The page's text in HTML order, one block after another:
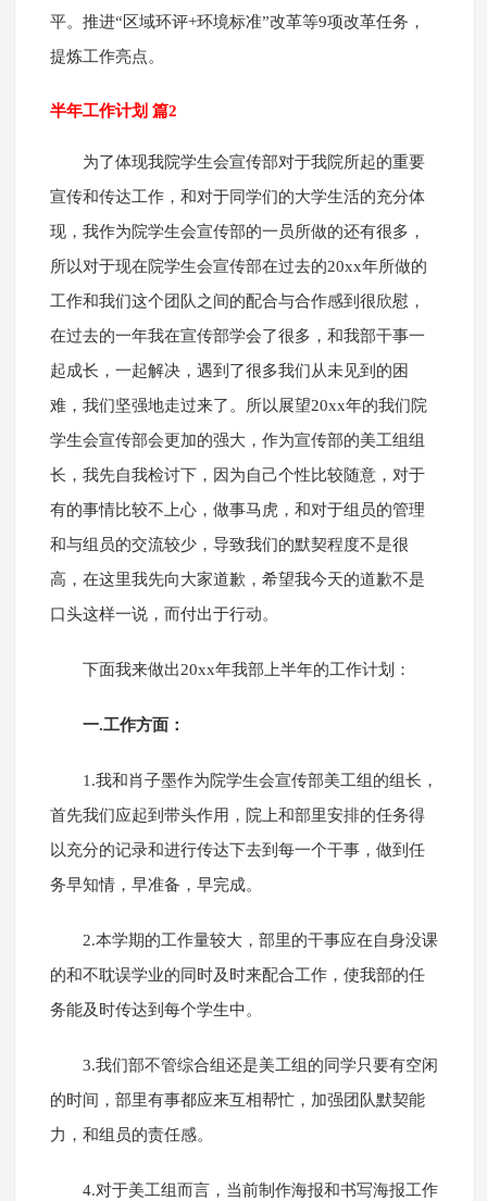
平。推进“区域环评+环境标准”改革等9项改革任务，
提炼工作亮点。
半年工作计划 篇2
为了体现我院学生会宣传部对于我院所起的重要
宣传和传达工作，和对于同学们的大学生活的充分体
现，我作为院学生会宣传部的一员所做的还有很多，
所以对于现在院学生会宣传部在过去的20xx年所做的
工作和我们这个团队之间的配合与合作感到很欣慰，
在过去的一年我在宣传部学会了很多，和我部干事一
起成长，一起解决，遇到了很多我们从未见到的困
难，我们坚强地走过来了。所以展望20xx年的我们院
学生会宣传部会更加的强大，作为宣传部的美工组组
长，我先自我检讨下，因为自己个性比较随意，对于
有的事情比较不上心，做事马虎，和对于组员的管理
和与组员的交流较少，导致我们的默契程度不是很
高，在这里我先向大家道歉，希望我今天的道歉不是
口头这样一说，而付出于行动。
下面我来做出20xx年我部上半年的工作计划：
一.工作方面：
1.我和肖子墨作为院学生会宣传部美工组的组长，
首先我们应起到带头作用，院上和部里安排的任务得
以充分的记录和进行传达下去到每一个干事，做到任
务早知情，早准备，早完成。
2.本学期的工作量较大，部里的干事应在自身没课
的和不耽误学业的同时及时来配合工作，使我部的任
务能及时传达到每个学生中。
3.我们部不管综合组还是美工组的同学只要有空闲
的时间，部里有事都应来互相帮忙，加强团队默契能
力，和组员的责任感。
4.对于美工组而言，当前制作海报和书写海报工作